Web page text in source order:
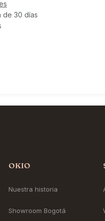
de 30 días
OKIO
Nuestra historia
Showroom Bogotá